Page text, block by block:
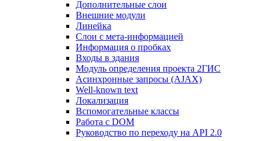
Дополнительные слои
Внешние модули
Линейка
Слои с мета-информацией
Информация о пробках
Входы в здания
Модуль определения проекта 2ГИС
Асинхронные запросы (AJAX)
Well-known text
Локализация
Вспомогательные классы
Работа с DOM
Руководство по переходу на API 2.0